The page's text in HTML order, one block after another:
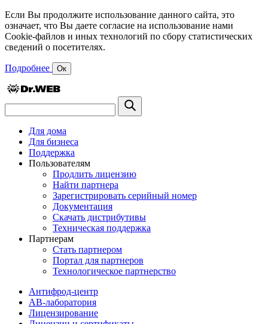
Если Вы продолжите использование данного сайта, это
означает, что Вы даете согласие на использование нами
Cookie-файлов и иных технологий по сбору статистических
сведений о посетителях.
Подробнее Ок
Для дома
Для бизнеса
Поддержка
Пользователям
Продлить лицензию
Найти партнера
Зарегистрировать серийный номер
Документация
Скачать дистрибутивы
Техническая поддержка
Партнерам
Стать партнером
Портал для партнеров
Технологическое партнерство
Антифрод-центр
АВ-лаборатория
Лицензирование